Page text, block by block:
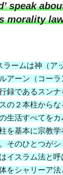
speak
morality
ラームは神（ア
アーン（コー
録であるスン
の２本柱から
生活すべてを
を基本に宗教
そのひとつがシ
イスラム法と
をシャリーア